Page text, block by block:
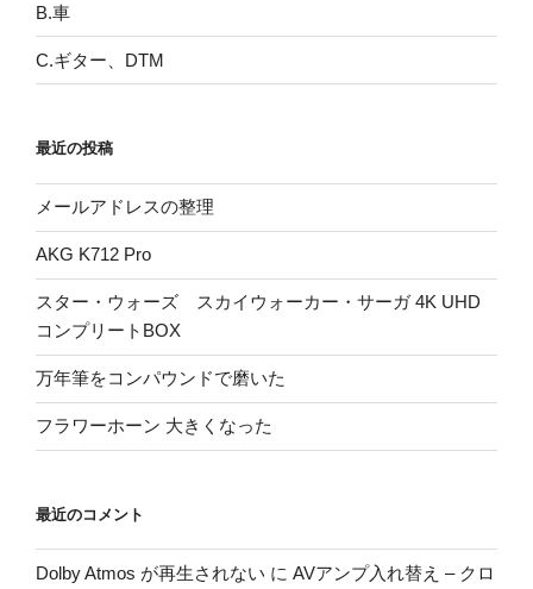
B.車
C.ギター、DTM
最近の投稿
メールアドレスの整理
AKG K712 Pro
スター・ウォーズ スカイウォーカー・サーガ 4K UHD
コンプリートBOX
万年筆をコンパウンドで磨いた
フラワーホーン 大きくなった
最近のコメント
Dolby Atmos が再生されない に AVアンプ入れ替え – クロ